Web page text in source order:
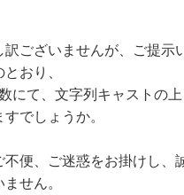
訳ございませんが、ご提示
おり、
にて、文字列キャストの
でしょうか。
不便、ご迷惑をお掛けし、
せん。